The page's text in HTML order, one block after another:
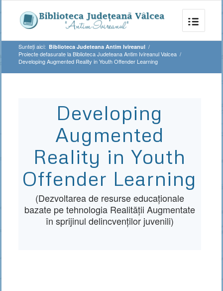
Sunteți aici: Biblioteca Judeteana Antim Ivireanul /
Proiecte defasurate la Biblioteca Judeteana Antim Ivireanul Valcea /
Developing Augmented Reality in Youth Offender Learning
Developing
Augmented
Reality in Youth
Offender Learning
(Dezvoltarea de resurse educaționale
bazate pe tehnologia Realității Augmentate
în sprijinul delincvenților juvenili)